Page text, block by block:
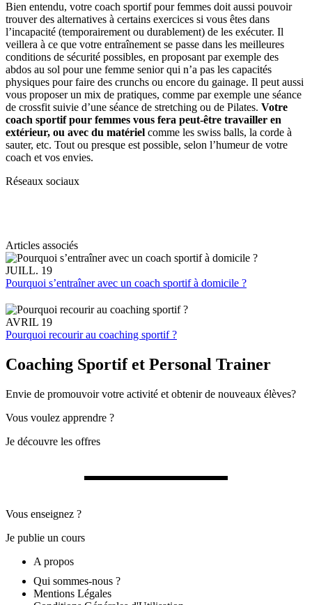
Bien entendu, votre coach sportif pour femmes doit aussi pouvoir
trouver des alternatives à certains exercices si vous êtes dans
l’incapacité (temporairement ou durablement) de les exécuter. Il
veillera à ce que votre entraînement se passe dans les meilleures
conditions de sécurité possibles, en proposant par exemple des
abdos au sol pour une femme senior qui n’a pas les capacités
physiques pour faire des crunchs ou encore du gainage. Il peut aussi
vous proposer un mix de pratiques, comme par exemple une séance
de crossfit suivie d’une séance de stretching ou de Pilates. Votre
coach sportif pour femmes vous fera peut-être travailler en
extérieur, ou avec du matériel comme les swiss balls, la corde à
sauter, etc. Tout ou presque est possible, selon l’humeur de votre
coach et vos envies.
Réseaux sociaux
Articles associés
JUILL. 19
Pourquoi s’entraîner avec un coach sportif à domicile ?
AVRIL 19
Pourquoi recourir au coaching sportif ?
Coaching Sportif et Personal Trainer
Envie de promouvoir votre activité et obtenir de nouveaux élèves?
Vous voulez apprendre ?
Je découvre les offres
Vous enseignez ?
Je publie un cours
A propos
Qui sommes-nous ?
Mentions Légales